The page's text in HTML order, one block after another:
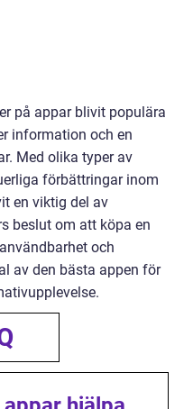
på appar blivit populära
information och en
Med olika typer av
förbättringar inom
en viktig del av
beslut om att köpa en
och
av den bästa appen för